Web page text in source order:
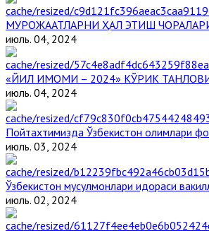
МУРОЖААТЛАРНИ ҲАЛ ЭТИШ
июль. 04, 2024
«ЙИЛ ИМОМИ – 2024» КЎРИК
июль. 04, 2024
Пойтахтимизда Ўзбекистон олимлари
июль. 03, 2024
Ўзбекистон мусулмонлари идораси
июль. 02, 2024